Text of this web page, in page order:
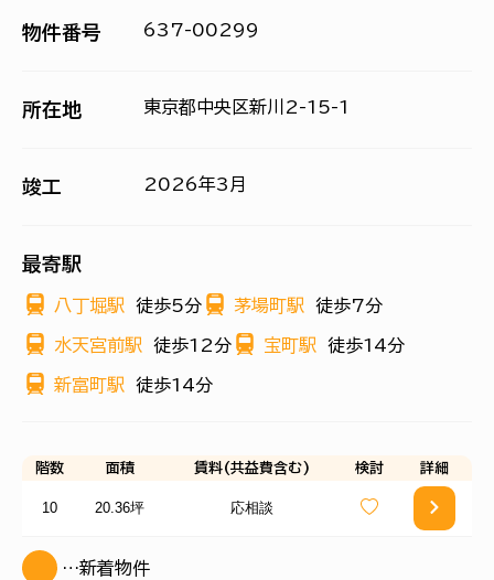
物件番号 637-00299
所在地 東京都中央区新川2-15-1
竣工 2026年3月
最寄駅
八丁堀駅 徒歩5分 茅場町駅 徒歩7分
水天宮前駅 徒歩12分 宝町駅 徒歩14分
新富町駅 徒歩14分
階数 面積 賃料(共益費含む) 検討 詳細
10 20.36坪 応相談
…新着物件